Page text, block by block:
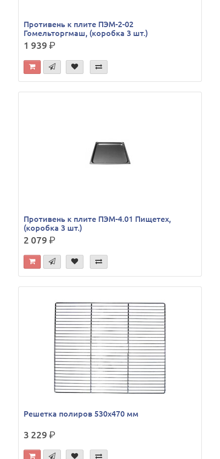
Противень к плите ПЭМ-2-02
Гомельторгмаш, (коробка 3 шт.)
1 939р.
Противень к плите ПЭМ-4.01 Пищетех,
(коробка 3 шт.)
2 079р.
Решетка полиров 530х470 мм
3 229р.